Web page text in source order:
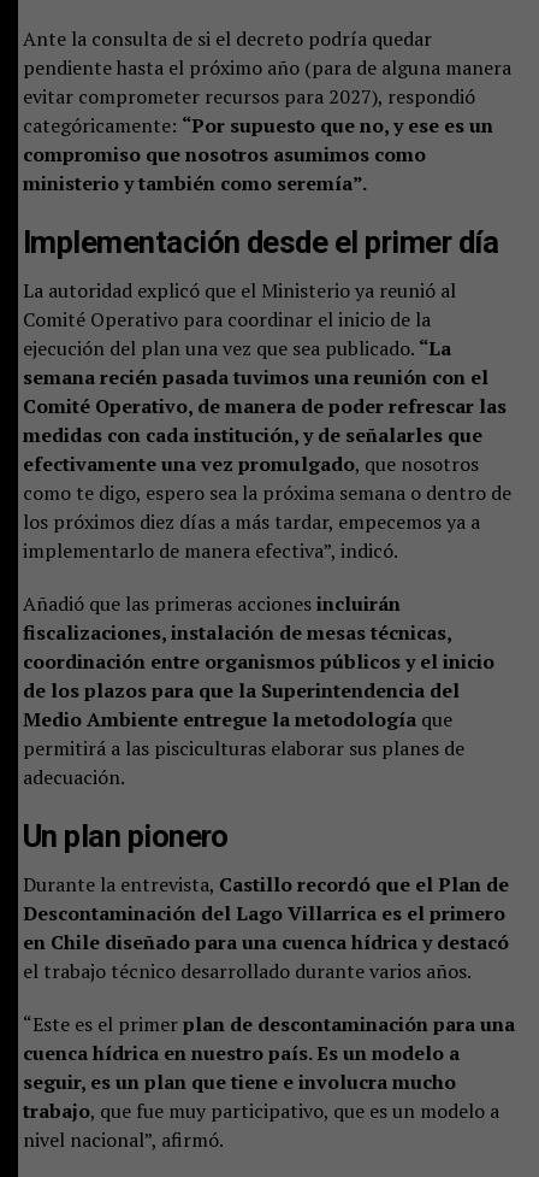
Ante la consulta de si el decreto podría quedar
pendiente hasta el próximo año (para de alguna manera
evitar comprometer recursos para 2027), respondió
categóricamente: “Por supuesto que no, y ese es un
compromiso que nosotros asumimos como
ministerio y también como seremía”.
Implementación desde el primer día
La autoridad explicó que el Ministerio ya reunió al
Comité Operativo para coordinar el inicio de la
ejecución del plan una vez que sea publicado. “La
semana recién pasada tuvimos una reunión con el
Comité Operativo, de manera de poder refrescar las
medidas con cada institución, y de señalarles que
efectivamente una vez promulgado, que nosotros
como te digo, espero sea la próxima semana o dentro de
los próximos diez días a más tardar, empecemos ya a
implementarlo de manera efectiva”, indicó.
Añadió que las primeras accionesincluirán
fiscalizaciones, instalación de mesas técnicas,
coordinación entre organismos públicos y el inicio
de los plazos para que la Superintendencia del
Medio Ambiente entregue la metodología que
permitirá a las pisciculturas elaborar sus planes de
adecuación.
Un plan pionero
Durante la entrevista, Castillo recordó que el Plan de
Descontaminación del Lago Villarrica es el primero
en Chile diseñado para una cuenca hídrica y destacó
el trabajo técnico desarrollado durante varios años.
“Este es el primerplan de descontaminación para una
cuenca hídrica en nuestro país. Es un modelo a
seguir, es un plan que tiene e involucra mucho
trabajo, que fue muy participativo, que es un modelo a
nivel nacional”, afirmó.